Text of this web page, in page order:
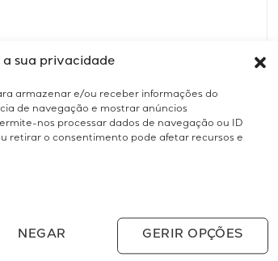
a sua privacidade
armazenar e/ou receber informações do
de navegação e mostrar anúncios
nos processar dados de navegação ou ID
retirar o consentimento pode afetar recursos e
NEGAR GERIR OPÇÕES